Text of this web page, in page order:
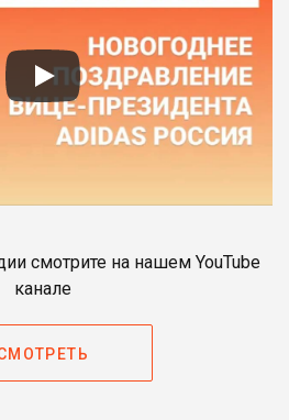
смотрите на нашем YouTube
канале